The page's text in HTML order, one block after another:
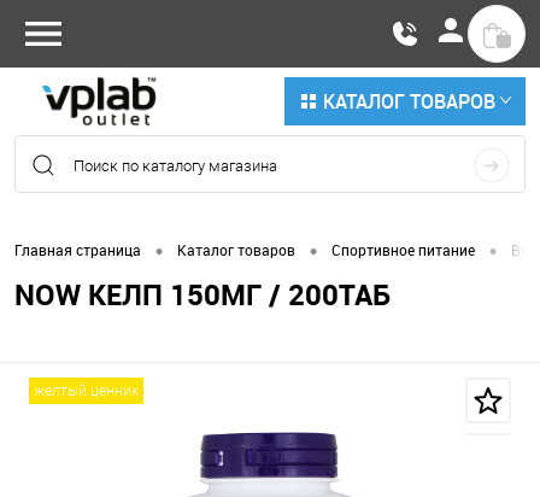
КАТАЛОГ ТОВАРОВ
Главная страница • Каталог товаров • Спортивное питание •
NOW КЕЛП 150МГ / 200ТАБ
желтый ценник